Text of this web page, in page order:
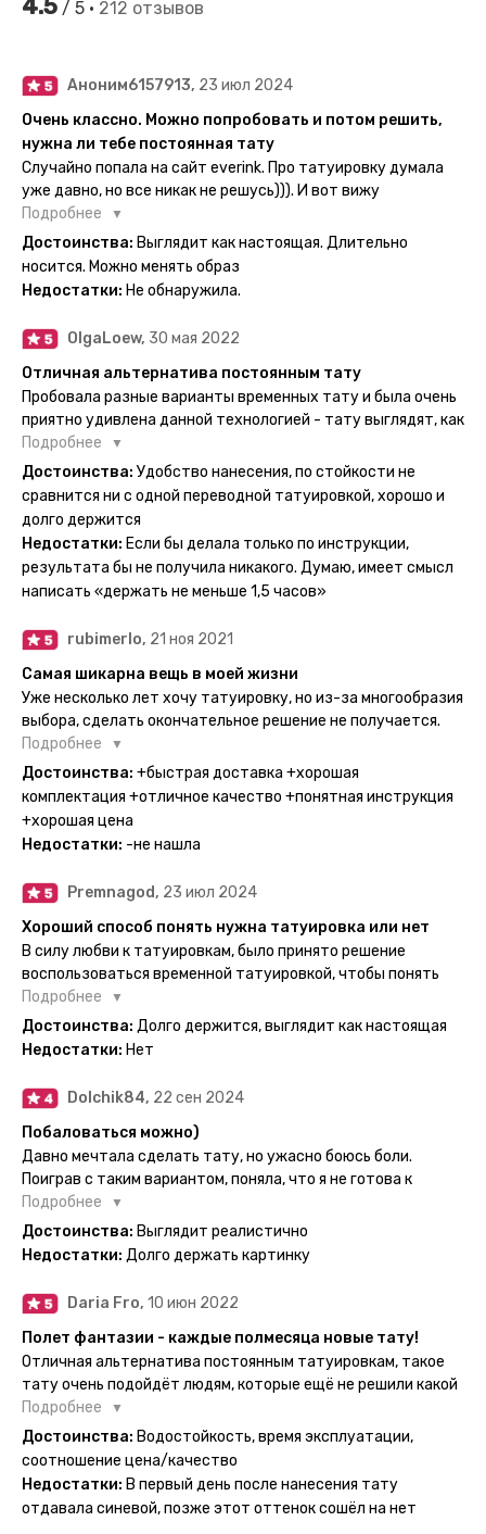
4.5 / 5 • 212 отзывов
Аноним6157913, 23 июл 2024
Очень классно. Можно попробовать и потом решить,
нужна ли тебе постоянная тату
Случайно попала на сайт everink. Про татуировку думала
уже давно, но все никак не решусь))). И вот вижу
великолепный каталог everink. Тату на любой вкус.
Заказала и не пожалела. Супер. Выглядит как настоящая.
Посмотрю как булет ы носке. Обязательно закажу ещё.
Подробнее
Достоинства: Выглядит как настоящая. Длительно
носится. Можно менять образ
Недостатки: Не обнаружила.
OlgaLoew, 30 мая 2022
Отличная альтернатива постоянным тату
Пробовала разные варианты временных тату и была очень
приятно удивлена данной технологией - тату выглядят, как
настоящие, и не тускнеют больше недели даже несмотря
на контакты с водой! На сайте очень большой выбор по
тематике и размерам, быстрая доставка. Заказывала сразу
очередного рисунка у меня на руке друзья до сих пор
каждый раз уточняют, временная ли тату или я всё-таки
решила себе что-то набить :) Т. к. если следовать
инструкции, то её действительно не отличить от
настоящей. Главное, не стараться перевести большую
тату на какой-то маленький участок кожи (например,
запястье) - вследствие чего могут плохо отпечататься
какие-то части рисунка. Но это, скажем так, риски, которые
вы берёте на себя сами ;)
Подробнее
Достоинства: Удобство нанесения, по стойкости не
сравнится ни с одной переводной татуировкой, хорошо и
долго держится
Недостатки: Если бы делала только по инструкции,
результата бы не получила никакого. Думаю, имеет смысл
написать «держать не меньше 1,5 часов»
rubimerlo, 21 ноя 2021
Самая шикарна вещь в моей жизни
Уже несколько лет хочу татуировку, но из-за многообразия
выбора, сделать окончательное решение не получается.
Поэтому everink стали для меня настоящей находкой. Как
только тату пришли, я сразу понеслась их забирать. Хочу
отметить, что у everink очень большой выбор мест для
доставки, что значительно упрощает процесс получения
тату. Посылка была упакованна в бумажный плотный
конверт, внутри оказалась ещё одна упаковка с
дизайнерским принтом. Комплектация набора: сами тату,
упакованные в специальные пакетики, салфетки,
инструкция по нанесению. Всё выглядит очень мило. Я уже
нанесла одну из них и сейчас жду результата. Всё очень
понятно объяснено, отдельным плюсом для меня стала
картинка с обозначениями тех мечт, где тату будет
держаться дольше всего. В общем всём советую и
рекомендую, буду заказывать ещё))
Подробнее
Достоинства: +быстрая доставка +хорошая
комплектация +отличное качество +понятная инструкция
+хорошая цена
Недостатки: -не нашла
Premnagod, 23 июл 2024
Хороший способ понять нужна татуировка или нет
В силу любви к татуировкам, было принято решение
воспользоваться временной татуировкой, чтобы понять
хочется набивать настоящую или нет, как оказалось
смысла набивать нет, ведь можно постоянно делать
временные татуировки и в случае если одна не понравится
больше ничего и не нужно.
Подробнее
Достоинства: Долго держится, выглядит как настоящая
Недостатки: Нет
Dolchik84, 22 сен 2024
Побаловаться можно)
Давно мечтала сделать тату, но ужасно боюсь боли.
Поиграв с таким вариантом, поняла, что я не готова к
постоянной тату. Поэтому благодарю, что есть такая
возможность. Муж смог сделать тату в нескольких местах
одной картинкой).
Подробнее
Достоинства: Выглядит реалистично
Недостатки: Долго держать картинку
Daria Fro, 10 июн 2022
Полет фантазии - каждые полмесяца новые тату!
Отличная альтернатива постоянным татуировкам, такое
тату очень подойдёт людям, которые ещё не решили какой
эскиз им подойдёт на всю жизнь - продукт еверинк
держится на теле до 2 недель - после нанесения не нужно
бояться мочить такие тату, вода их так просто не смоет. К
рисункам прикладывается инструкция, но я предпочла
другой способ нанесения - оставила наклейку на теле на
ночь, чтобы точно перестраховаться - на утро эффект
Подробнее
Достоинства: Водостойкость, время эксплуатации,
соотношение цена/качество
Недостатки: В первый день после нанесения тату
отдавала синевой, позже этот оттенок сошёл на нет